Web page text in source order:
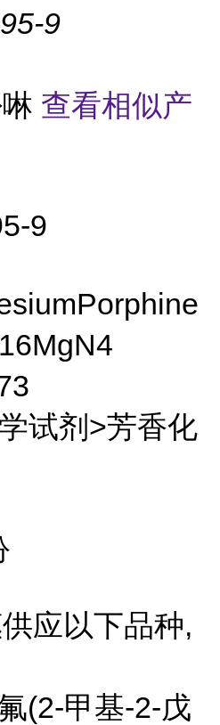
9
查看相似产
9
试剂>芳香化
应以下品种,
(2-甲基-2-戊